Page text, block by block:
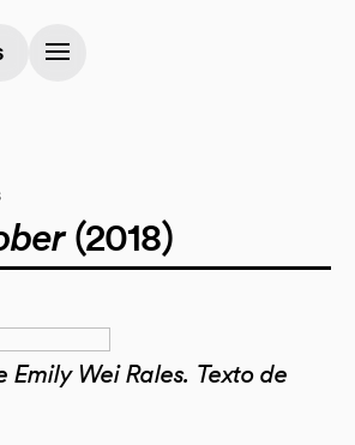
a new tab)
(2018)
Emily Wei Rales. Texto de